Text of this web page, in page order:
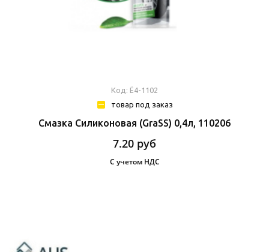
Код: Ё4-1102
товар под заказ
Смазка Силиконовая (GraSS) 0,4л, 110206
7.20 руб
С учетом НДС